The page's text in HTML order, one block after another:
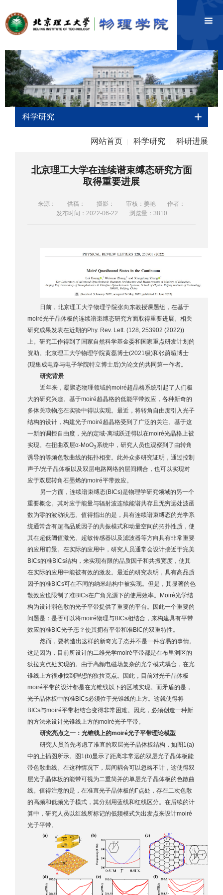
科学研究
网站首页 科学研究 科研进展
北京理工大学在连续谱束缚态研究方面
取得重要进展
来源： 供稿： 摄影： 审核：姜艳
作者：
发布时间：2022-06-22
浏览量： 3810
日前，北京理工大学物理学院张向东教授课题组，在基于
moiré光子晶体板的连续谱束缚态研究方面取得重要进展。相关
研究成果发表在近期的Phy. Rev. Lett. (128, 253902 (2022))
上。研究工作得到了国家自然科学基金委和国家重点研发计划的
资助。北京理工大学物理学院黄磊博士(2021级)和张蔚暄博士
(现集成电路与电子学院特立博士后)为论文的共同第一作者。
研究背景
近年来，凝聚态物理领域的moiré超晶格系统引起了人们极
大的研究兴趣。基于moiré超晶格的低能平带效应，各种新奇的
多体关联物态在实验中得以实现。最近，将转角自由度引入光子
结构的设计，构建光子moiré超晶格受到了广泛的关注。基于这
一新的调控自由度，光的定域-离域跃迁得以在moiré光晶格上被
实现。在扭曲双层α-MoO3系统中，研究人员也观察到了由转角
诱导的等频色散曲线的拓扑相变。此外众多研究证明，通过控制
声子/光子晶体板以及双层电路网络的层间耦合，也可以实现对
应于双层转角石墨烯的moiré平带效应。
另一方面，连续谱束缚态(BICs)是物理学研究领域的另一个
重要概念。其对应于能量与辐射波连续能谱共存且无穷远处波函
数为零的波动状态。值得指出的是，具有连续谱束缚态的光学系
统通常含有超高品质因子的共振模式和动量空间的拓扑性质，使
其在超低阈值激光、超敏传感器以及滤波器等方向具有非常重要
的应用前景。在实际的应用中，研究人员通常会设计接近于完美
BICs的准BICs结构，来实现有限的品质因子和共振宽度，使其
在实际的应用中能被有效的激发。最近的研究表明，具有高品质
因子的准BICs可在不同的纳米结构中被实现。但是，其显著的色
散效应也限制了准BICs在广角光源下的使用效率。Moiré光学结
构为设计弱色散的光子平带提供了重要的平台。因此一个重要的
问题是：是否可以将moiré物理与BICs相结合，来构建具有平带
效应的准BIC光子态？使其拥有平带和准BIC的双重特性。
然而，要构造出这样的新奇光子态并不是一件容易的事情。
这是因为，目前所设计的二维光学moiré平带都是在布里渊区的
狄拉克点处实现的。由于高频电磁场复杂的光学模式耦合，在光
锥线上方很难找到理想的狄拉克点。因此，目前对光子晶体板
moiré平带的设计都是在光锥线以下的区域实现。而矛盾的是，
光子晶体板中的准BICs必须位于光锥线的上方。这就使得将
BICs与moiré平带相结合变得非常困难。因此，必须创造一种新
的方法来设计光锥线上方的moiré光子平带。
研究亮点之一：光锥线上的moiré光子平带理论模型
研究人员首先考虑了准直的双层光子晶体板结构，如图1(a)
中的上插图所示。图1(b)显示了距离非常远的双层光子晶体板能
带色散曲线。在这种情况下，层间耦合可以忽略不计，这使得双
层光子晶体板的能带可视为二重简并的单层光子晶体板的色散曲
线。值得注意的是，在准直光子晶体板的Γ点处，存在二次色散
的高频和低频光子模式，其分别用蓝线和红线区分。在后续的计
算中，研究人员以红线所标记的低频模式为出发点来设计moiré
光子平带。